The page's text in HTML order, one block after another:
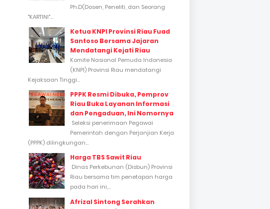
Ph.D(Dosen, Peneliti, dan Seorang
"KARTINI"...
Ketua KNPI Provinsi Riau Fuad
Santoso Bersama Jajaran
Mendatangi Kejati Riau
Komite Nasional Pemuda Indonesia
(KNPI) Provinsi Riau mendatangi
Kejaksaan Tinggi...
PPPK Resmi Dibuka, Pemprov
Riau Buka Layanan Informasi
dan Pengaduan, Ini Nomornya
Seleksi penerimaan Pegawai
Pemerintah dengan Perjanjian Kerja
(PPPK) dilingkungan...
Harga TBS Sawit Riau
Dinas Perkebunan (Disbun) Provinsi
Riau bersama tim penetapan harga
pada hari ini,...
Afrizal Sintong Serahkan